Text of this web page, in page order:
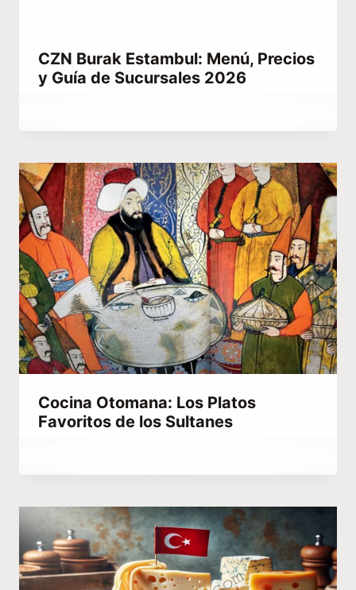
CZN Burak Estambul: Menú, Precios
y Guía de Sucursales 2026
Cocina Otomana: Los Platos
Favoritos de los Sultanes